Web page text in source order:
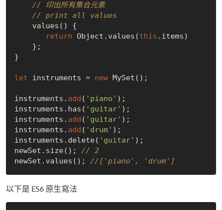
// 印出所有集合元素
// print all values
return Object.values(this .items)
}
let instruments = new MySet();
instruments. add ( 'piano' );
instruments.has( 'guitar' );
instruments. add ( 'guitar' );
instruments. add ( 'drum' );
instruments.delete( 'guitar' );
newSet.size(); // 2
newSet.values(); //['piano', 'drum']
以下是 ES6 原生寫法